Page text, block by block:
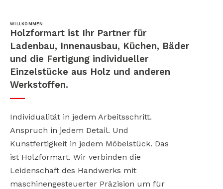
WILLKOMMEN
Holzformart ist Ihr Partner für
Ladenbau, Innenausbau, Küchen, Bäder
und die Fertigung individueller
Einzelstücke aus Holz und anderen
Werkstoffen.
Individualität in jedem Arbeitsschritt.
Anspruch in jedem Detail. Und
Kunstfertigkeit in jedem Möbelstück. Das
ist Holzformart. Wir verbinden die
Leidenschaft des Handwerks mit
maschinengesteuerter Präzision um für